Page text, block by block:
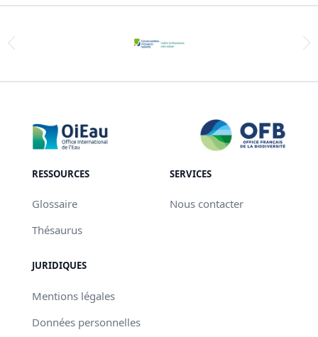
RESSOURCES
Glossaire
Thésaurus
SERVICES
Nous contacter
JURIDIQUES
Mentions légales
Données personnelles